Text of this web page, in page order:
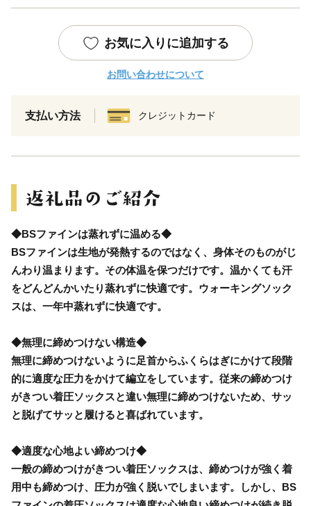
お気に入りに追加する
お問い合わせについて
支払い方法 クレジットカード
◆BSファインは蒸れずに温める◆
BSファインは生地が発熱するのではなく、身体そのものがじ
んわり温まります。その体温を保つだけです。温かくても汗
をどんどんかいたり蒸れずに快適です。ウォーキングソック
スは、一年中蒸れずに快適です。
◆無理に締めつけない構造◆
無理に締めつけないように足首からふくらはぎにかけて段階
的に適度な圧力をかけて編立をしています。従来の締めつけ
がきつい着圧ソックスと違い無理に締めつけないため、サッ
と脱げてサッと履けると喜ばれています。
◆適度な心地よい締めつけ◆
一般の締めつけがきつい着圧ソックスは、締めつけが強く着
用中も締めつけ、圧力が強く脱いでしまいます。しかし、BS